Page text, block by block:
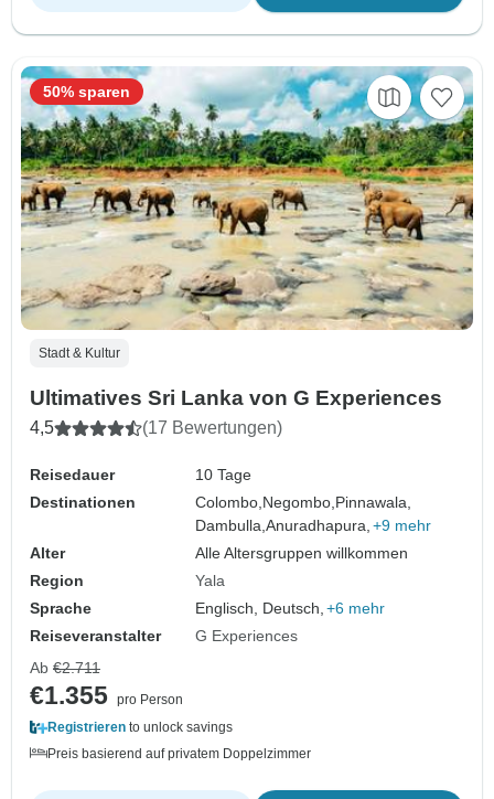
Stadt & Kultur
Ultimatives Sri Lanka von G Experiences
4,5 (17 Bewertungen)
Reisedauer
10 Tage
Destinationen
Colombo, Negombo, Pinnawala,
Dambulla,Anuradhapura, +9 mehr
Alter
Alle Altersgruppen willkommen
Region
Yala
Sprache
Englisch, Deutsch, +6 mehr
Reiseveranstalter
G Experiences
50% sparen
Ab €2.711
€1.355 pro Person
Registrieren to unlock savings
Preis basierend auf privatem Doppelzimmer